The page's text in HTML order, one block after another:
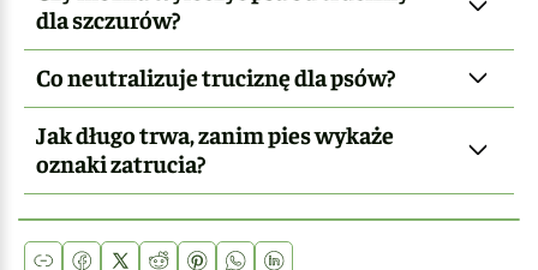
dla szczurów?
Co neutralizuje truciznę dla psów?
Jak długo trwa, zanim pies wykaże
oznaki zatrucia?